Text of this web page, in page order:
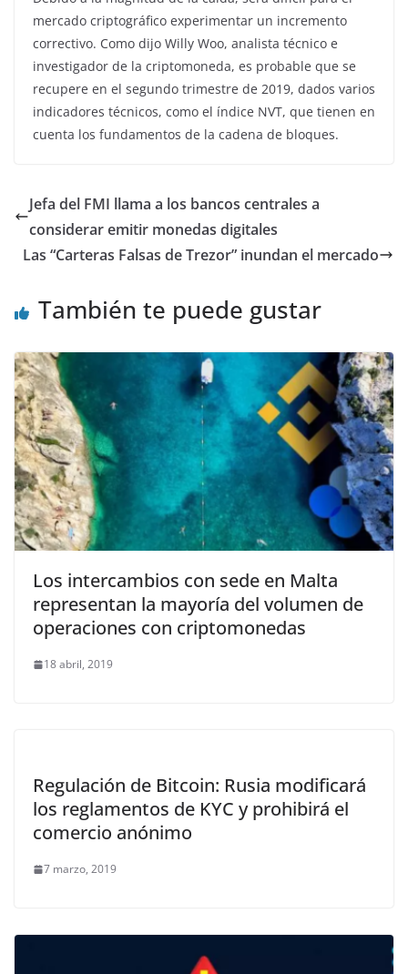
mercado criptográfico experimentar un incremento
correctivo. Como dijo Willy Woo, analista técnico e
investigador de la criptomoneda, es probable que se
recupere en el segundo trimestre de 2019, dados varios
indicadores técnicos, como el índice NVT, que tienen en
cuenta los fundamentos de la cadena de bloques.
Jefa del FMI llama a los bancos centrales a
considerar emitir monedas digitales
Las “Carteras Falsas de Trezor” inundan el mercado
También te puede gustar
Los intercambios con sede en Malta
representan la mayoría del volumen de
operaciones con criptomonedas
18 abril, 2019
Regulación de Bitcoin: Rusia modificará
los reglamentos de KYC y prohibirá el
comercio anónimo
7 marzo, 2019